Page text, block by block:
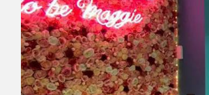
REFLEX